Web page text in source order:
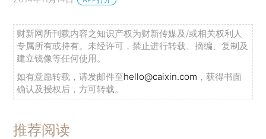
财新网所刊载内容之知识产权为财新传媒及/或相关权利人
专属所有或持有。未经许可，禁止进行转载、摘编、复制及
建立镜像等任何使用。
如有意愿转载，请发邮件至hello@caixin.com ，获得书面
确认及授权后，方可转载。
推荐阅读